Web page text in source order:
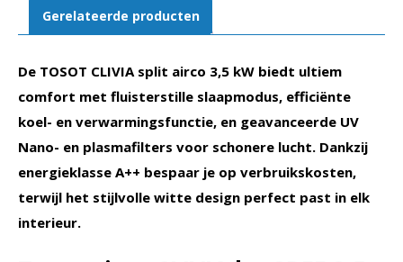
Gerelateerde producten
De TOSOT CLIVIA split airco 3,5 kW biedt ultiem
comfort met fluisterstille slaapmodus, efficiënte
koel- en verwarmingsfunctie, en geavanceerde UV
Nano- en plasmafilters voor schonere lucht. Dankzij
energieklasse A++ bespaar je op verbruikskosten,
terwijl het stijlvolle witte design perfect past in elk
interieur.